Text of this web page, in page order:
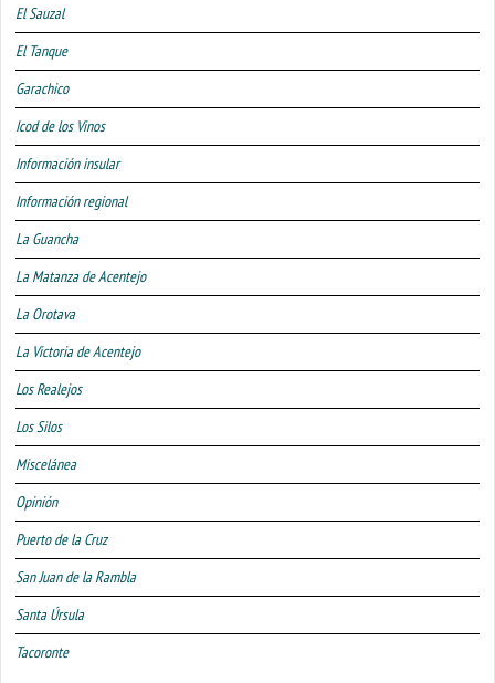
El Sauzal
El Tanque
Garachico
Icod de los Vinos
Información insular
Información regional
La Guancha
La Matanza de Acentejo
La Orotava
La Victoria de Acentejo
Los Realejos
Los Silos
Miscelánea
Opinión
Puerto de la Cruz
San Juan de la Rambla
Santa Úrsula
Tacoronte